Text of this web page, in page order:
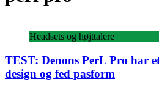
Headsets og højttalere
TEST: Denons PerL Pro har
design og fed pasform